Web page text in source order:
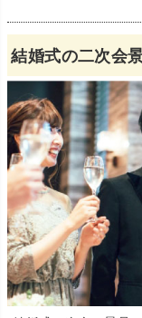
結婚式の二次会